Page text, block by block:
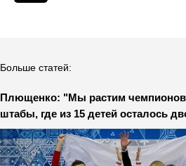
Больше статей:
Плющенко: "Мы растим
штабы, где из 15 детей осталось